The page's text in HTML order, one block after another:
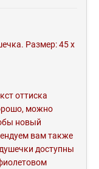
Размер: 45 x
оттиска
можно
новый
вам также
доступны